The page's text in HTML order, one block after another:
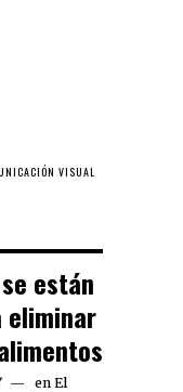
VISUAL
están
eliminar
en El